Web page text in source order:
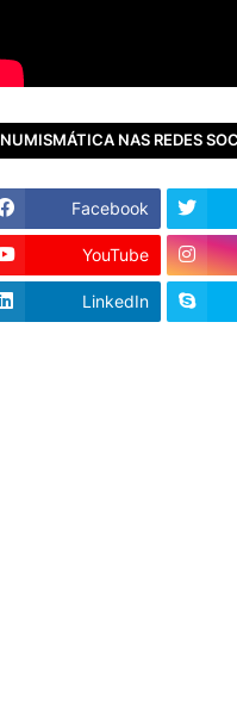
NUMISMÁTICA NAS REDES
Facebook
YouTube
LinkedIn